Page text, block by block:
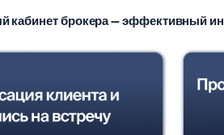
кабинет брокера — эффективный